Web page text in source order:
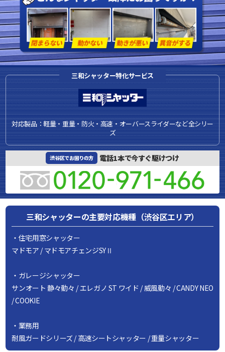
三和シャッター特化サービス
対応製品：軽量・重量・防火・高速・オーバースライダーなど全シリー
ズ
渋谷区でお困りの方 電話1本で今すぐ駆けつけ
三和シャッターの主要対応機種（渋谷区エリア）
・住宅用窓シャッター
マドモア / マドモアチェンジSYⅡ
・ガレージシャッター
サンオート 静々動々 / エレガノ ST ワイド / 威風動々 / CANDY NEO
/ COOKIE
・業務用
耐風ガードシリーズ / 高速シートシャッター / 重量シャッター